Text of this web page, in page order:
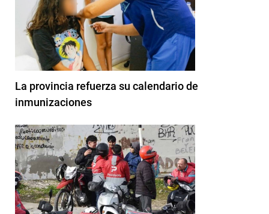
La provincia refuerza su calendario de
inmunizaciones